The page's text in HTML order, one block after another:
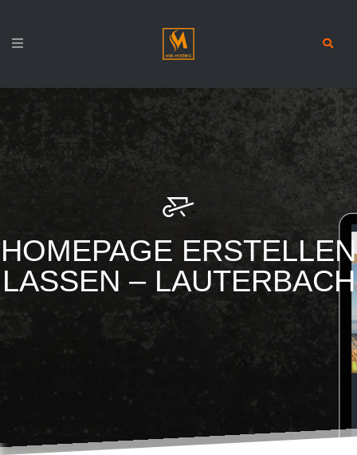
HOMEPAGE ERSTELLEN
LASSEN – LAUTERBACH